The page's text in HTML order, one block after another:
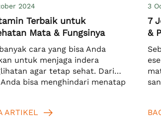
2024
Terbaik untuk
Mata & Fungsinya
cara yang bisa Anda
untuk menjaga indera
agar tetap sehat. Dari
bisa menghindari menatap
di bawah terik matahari.
ARTIKEL
3
7
&